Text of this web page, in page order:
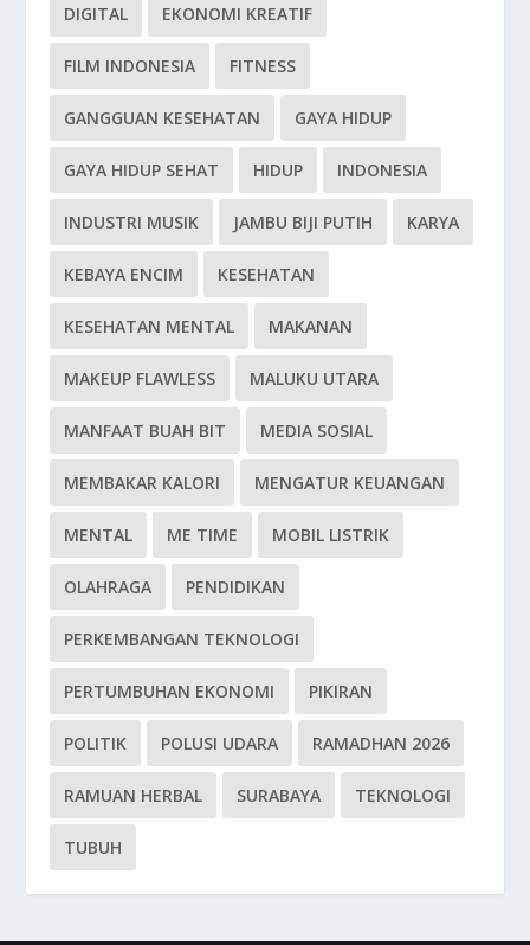
DIGITAL EKONOMI KREATIF
FILM INDONESIA FITNESS
GANGGUAN KESEHATAN GAYA HIDUP
GAYA HIDUP SEHAT HIDUP INDONESIA
INDUSTRI MUSIK JAMBU BIJI PUTIH KARYA
KEBAYA ENCIM KESEHATAN
KESEHATAN MENTAL MAKANAN
MAKEUP FLAWLESS MALUKU UTARA
MANFAAT BUAH BIT MEDIA SOSIAL
MEMBAKAR KALORI MENGATUR KEUANGAN
MENTAL ME TIME MOBIL LISTRIK
OLAHRAGA PENDIDIKAN
PERKEMBANGAN TEKNOLOGI
PERTUMBUHAN EKONOMI PIKIRAN
POLITIK POLUSI UDARA RAMADHAN 2026
RAMUAN HERBAL SURABAYA TEKNOLOGI
TUBUH